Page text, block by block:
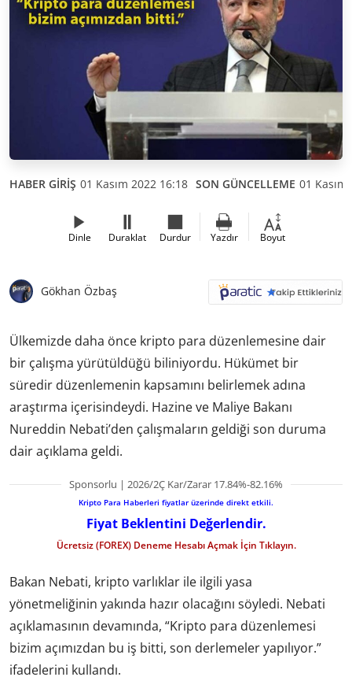
HABER GİRİŞ 01 Kasım 2022 16:18 SON GÜNCELLEME 01
Dinle Duraklat Durdur Yazdır Boyut
Gökhan Özbaş
Ülkemizde daha önce kripto para düzenlemesine dair
bir çalışma yürütüldüğü biliniyordu. Hükümet bir
süredir düzenlemenin kapsamını belirlemek adına
araştırma içerisindeydi. Hazine ve Maliye Bakanı
Nureddin Nebati’den çalışmaların geldiği son duruma
dair açıklama geldi.
Sponsorlu | 2026/2Ç Kar/Zarar 17.84%-82.16%
Kripto Para Haberleri fiyatlar üzerinde direkt etkili.
Fiyat Beklentini Değerlendir.
Ücretsiz (FOREX) Deneme Hesabı Açmak İçin Tıklayın.
Bakan Nebati, kripto varlıklar ile ilgili yasa
yönetmeliğinin yakında hazır olacağını söyledi. Nebati
açıklamasının devamında, “Kripto para düzenlemesi
bizim açımızdan bu iş bitti, son derlemeler yapılıyor.”
ifadelerini kullandı.